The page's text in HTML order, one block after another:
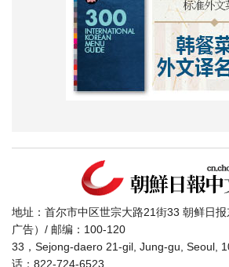
地址：首尔市中区世宗大路21街33 朝鲜日报
广告）/ 邮编：100-120
33，Sejong-daero 21-gil, Jung-gu, Seoul,
话：822-724-6523